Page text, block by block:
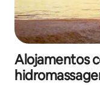
Alojamentos